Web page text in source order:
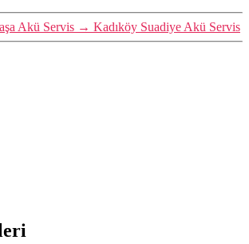
Akü Servis → Kadıköy Suadiye Akü Servis